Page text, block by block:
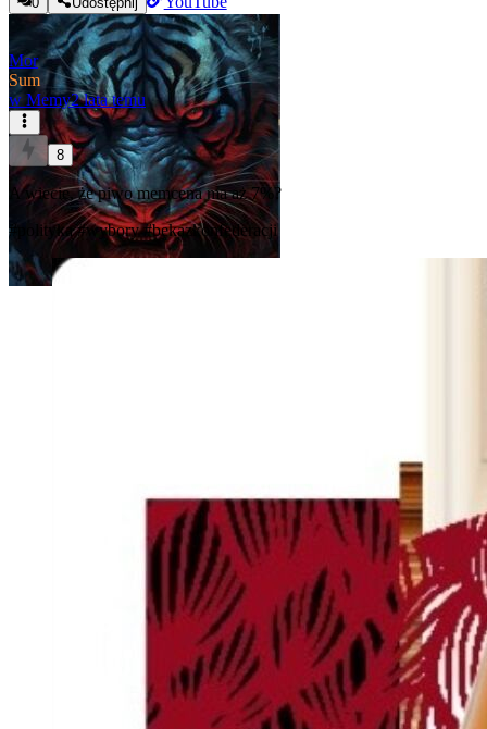
Mor
Sum
w Memy2 lata temu
8
A wiecie, że piwo memcena ma aż 7%?
#polityka #wybory #bekazkonfederacji